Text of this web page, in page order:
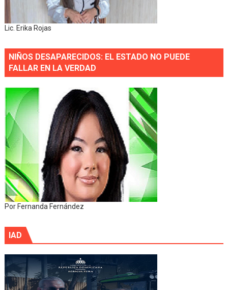
Lic. Erika Rojas
NIÑOS DESAPARECIDOS: EL ESTADO NO PUEDE
FALLAR EN LA VERDAD
Por Fernanda Fernández
IAD